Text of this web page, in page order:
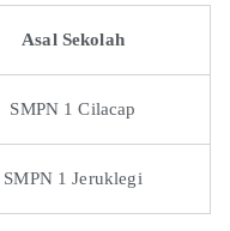
Asal Sekolah
SMPN 1 Cilacap
SMPN 1 Jeruklegi